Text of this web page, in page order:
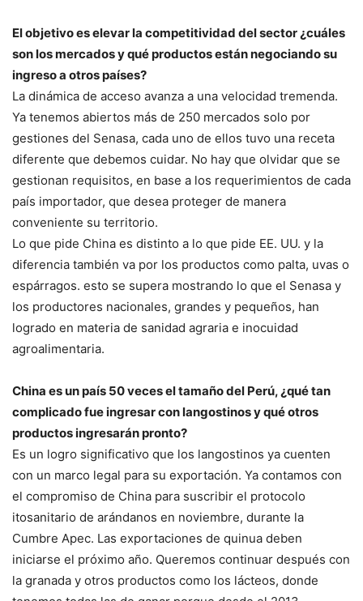
El objetivo es elevar la competitividad del sector ¿cuáles
son los mercados y qué productos están negociando su
ingreso a otros países?
La dinámica de acceso avanza a una velocidad tremenda.
Ya tenemos abiertos más de 250 mercados solo por
gestiones del Senasa, cada uno de ellos tuvo una receta
diferente que debemos cuidar. No hay que olvidar que se
gestionan requisitos, en base a los requerimientos de cada
país importador, que desea proteger de manera
conveniente su territorio.
Lo que pide China es distinto a lo que pide EE. UU. y la
diferencia también va por los productos como palta, uvas o
espárragos. esto se supera mostrando lo que el Senasa y
los productores nacionales, grandes y pequeños, han
logrado en materia de sanidad agraria e inocuidad
agroalimentaria.
China es un país 50 veces el tamaño del Perú, ¿qué tan
complicado fue ingresar con langostinos y qué otros
productos ingresarán pronto?
Es un logro significativo que los langostinos ya cuenten
con un marco legal para su exportación. Ya contamos con
el compromiso de China para suscribir el protocolo
itosanitario de arándanos en noviembre, durante la
Cumbre Apec. Las exportaciones de quinua deben
iniciarse el próximo año. Queremos continuar después con
la granada y otros productos como los lácteos, donde